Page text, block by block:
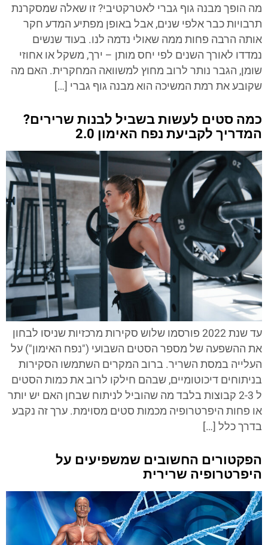
מה הופך מבנה גוף גברי לאטרקטיבי? זו שאלה שמסקרנת
תרבויות כבר אלפי שנים, אבל באופן מפתיע המדע חקר
אותה הרבה פחות ממה שאולי נדמה לנו. בעוד שנשים
נמדדו לאורך השנים לפי יחס מותן – ירך, משקל או אחוזי
שומן, הגבר נותר לרוב מחוץ למשוואה המחקרית. האם מה
שקובע את רמת המשיכה הוא מבנה גוף גברי […]
כמה סטים לעשות בשביל לבנות שרירים?
המדריך לקביעת נפח האימון 2.0
עד שנת 2022 פורסמו שלוש סקירות מרכזיות שניסו לבחון
את ההשפעה של מספר הסטים השבועי ("נפח האימון") על
העלייה במסת השריר. ברוב המקרים השתמשו הסקירות
בניתוחים דיכוטומיים, שבהם חילקו לרוב את כמות הסטים
ל 2-3 קבוצות בלבד מה שהוביל לניתוח שבחן האם יש יותר
או פחות היפרטרופיה מכמות סטים מסוימת. ערך זה נקבע
בדרך כלל […]
הפקטורים החשובים שמשפיעים על
היפרטרופיה שרירית